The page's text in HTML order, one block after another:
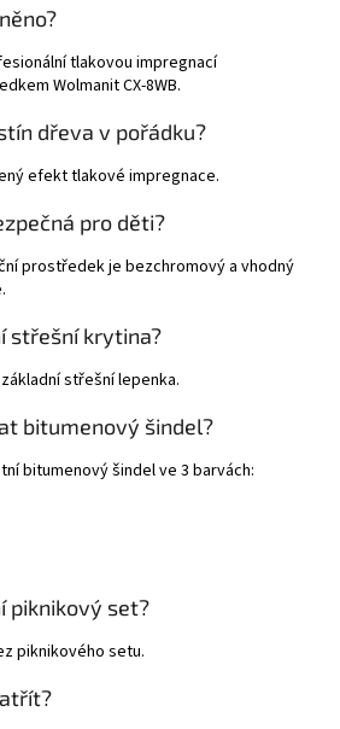
tlakovou impregnací
Wolmanit CX-8WB.
dřeva v pořádku?
efekt tlakové impregnace.
pro děti?
prostředek je bezchromový a vhodný
střešní krytina?
střešní lepenka.
bitumenový šindel?
bitumenový šindel ve 3 barvách:
piknikový set?
piknikového setu.